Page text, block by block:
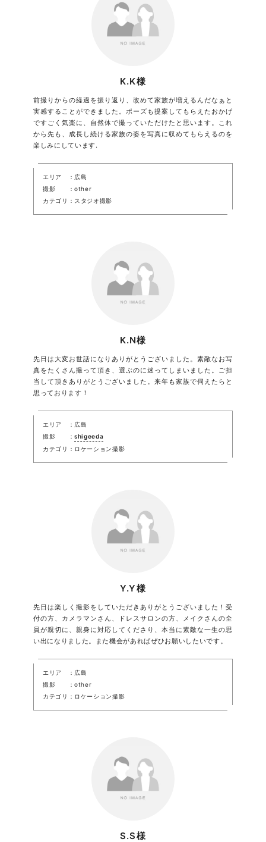
K.K様
前撮りからの経過を振り返り、改めて家族が増えるんだなぁと
実感することができました。ポーズも提案してもらえたおかげ
ですごく気楽に、自然体で撮っていただけたと思います。これ
から先も、成長し続ける家族の姿を写真に収めてもらえるのを
楽しみにしています.
エリア
広島
撮影
other
カテゴリ
スタジオ撮影
K.N様
先日は大変お世話になりありがとうございました。素敵なお写
真をたくさん撮って頂き、選ぶのに迷ってしまいました。ご担
当して頂きありがとうございました。来年も家族で伺えたらと
思っております！
エリア
広島
撮影
shigeeda
カテゴリ
ロケーション撮影
Y.Y様
先日は楽しく撮影をしていただきありがとうございました！受
付の方、カメラマンさん、ドレスサロンの方、メイクさんの全
員が親切に、親身に対応してくださり、本当に素敵な一生の思
い出になりました。また機会があればぜひお願いしたいです。
エリア
広島
撮影
other
カテゴリ
ロケーション撮影
S.S様